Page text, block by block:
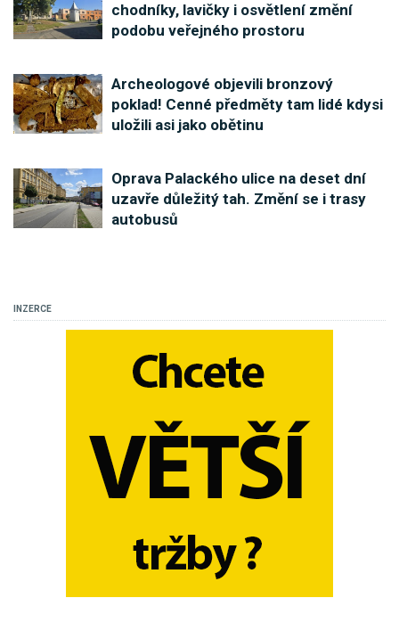
chodníky, lavičky i osvětlení změní
podobu veřejného prostoru
Archeologové objevili bronzový
poklad! Cenné předměty tam lidé kdysi
uložili asi jako obětinu
Oprava Palackého ulice na deset dní
uzavře důležitý tah. Změní se i trasy
autobusů
INZERCE